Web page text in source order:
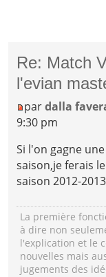
Re: Match
l'evian
pardalla
9:30 pm
Si l'on gagne
saison,je ferais
saison 2012-
La première
à dire non
l'explication et le
nouvelles mais
jugements des